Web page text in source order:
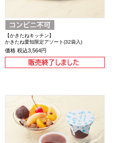
【かきたねキッチン】
かきたね愛知限定アソート(32袋入)
価格 税込3,564円